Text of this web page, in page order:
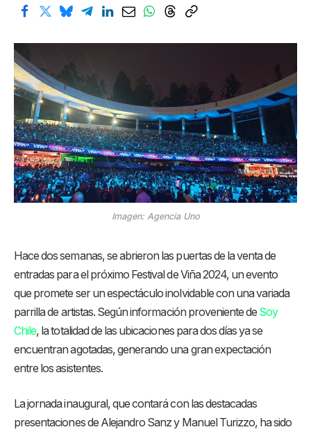
Imagen: Agencia Uno
Hace dos semanas, se abrieron las puertas de la venta de
entradas para el próximo Festival de Viña 2024, un evento
que promete ser un espectáculo inolvidable con una variada
parrilla de artistas. Según información proveniente de Soy
Chile, la totalidad de las ubicaciones para dos días ya se
encuentran agotadas, generando una gran expectación
entre los asistentes.
La jornada inaugural, que contará con las destacadas
presentaciones de Alejandro Sanz y Manuel Turizzo, ha sido